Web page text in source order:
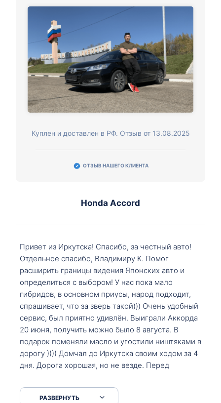
Куплен и доставлен в РФ. Отзыв от 13.08.2025
ОТЗЫВ НАШЕГО КЛИЕНТА
Honda Accord
Привет из Иркутска! Спасибо, за честный авто!
Отдельное спасибо, Владимиру К. Помог
расширить границы видения Японских авто и
определиться с выбором! У нас пока мало
гибридов, в основном приусы, народ подходит,
спрашивает, что за зверь такой))) Очень удобный
сервис, был приятно удивлён. Выиграли Аккорда
20 июня, получить можно было 8 августа. В
подарок поменяли масло и угостили ништяками в
дорогу )))) Домчал до Иркутска своим ходом за 4
дня. Дорога хорошая, но не везде. Перед
серпантинах по пути следования.
РАЗВЕРНУТЬ